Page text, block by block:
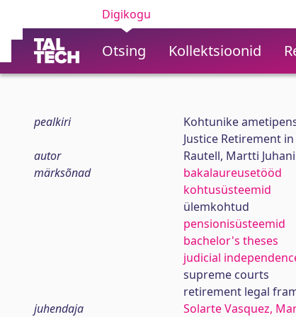
Digikogu
Otsing Kollektsioonid
pealkiri
Kohtunike
Justice Retirement
autor
Rautell, Martti Juhani
märksõnad
bakalaureusetööd
kohtusüsteemid
ülemkohtud
pensionisüsteemid
bachelor's theses
judicial
supreme courts
retirement legal
juhendaja
Solarte Vasquez,